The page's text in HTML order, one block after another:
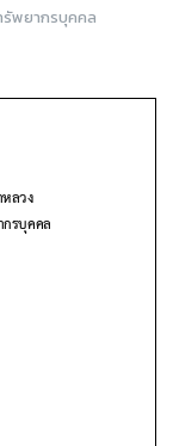
รัพยากรบุคคล